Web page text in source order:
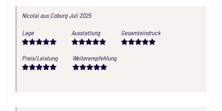
Nicolaiaus CoburgJuli 2025
Lage Ausstattung Gesamteindruck
Preis/Leistung Weiterempfehlung